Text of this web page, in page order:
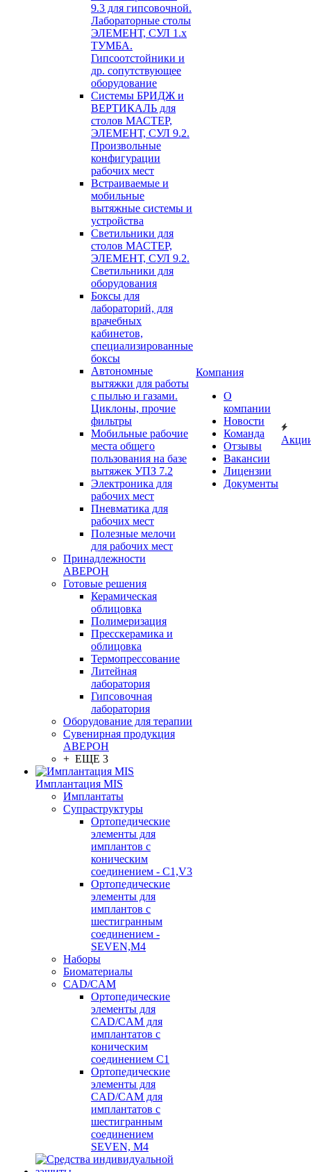
9.3 для гипсовочной.
Лабораторные столы
ЭЛЕМЕНТ, СУЛ 1.х
ТУМБА.
Гипсоотстойники и
др. сопутствующее
оборудование
Системы БРИДЖ и
ВЕРТИКАЛЬ для
столов МАСТЕР,
ЭЛЕМЕНТ, СУЛ 9.2.
Произвольные
конфигурации
рабочих мест
Встраиваемые и
мобильные
вытяжные системы и
устройства
Светильники для
столов МАСТЕР,
ЭЛЕМЕНТ, СУЛ 9.2.
Светильники для
оборудования
Боксы для
лабораторий, для
врачебных
кабинетов,
специализированные
боксы
Автономные
вытяжки для работы
с пылью и газами.
Циклоны, прочие
фильтры
Мобильные рабочие
места общего
пользования на базе
вытяжек УПЗ 7.2
Электроника для
рабочих мест
Пневматика для
рабочих мест
Полезные мелочи
для рабочих мест
Принадлежности
АВЕРОН
Готовые решения
Керамическая
облицовка
Полимеризация
Пресскерамика и
облицовка
Термопрессование
Литейная
лаборатория
Гипсовочная
лаборатория
Оборудование для терапии
Сувенирная продукция
АВЕРОН
+ ЕЩЕ 3
Имплантация MIS
Имплантаты
Супраструктуры
Ортопедические
элементы для
имплантов с
коническим
соединением - C1,V3
Ортопедические
элементы для
имплантов с
шестигранным
соединением -
SEVEN,M4
Наборы
Биоматериалы
CAD/CAM
Ортопедические
элементы для
CAD/CAM для
имплантатов с
коническим
соединением С1
Ортопедические
элементы для
CAD/CAM для
имплантатов с
шестигранным
соединением
SEVEN, М4
Компания
О
компании
Новости
Команда
Отзывы
Вакансии
Лицензии
Документы